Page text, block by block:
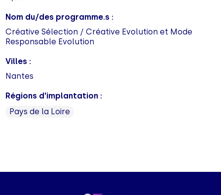
Nom du/des programme.s :
Créative Sélection / Créative Evolution et Mode
Responsable Evolution
Villes :
Nantes
Régions d'implantation :
Pays de la Loire